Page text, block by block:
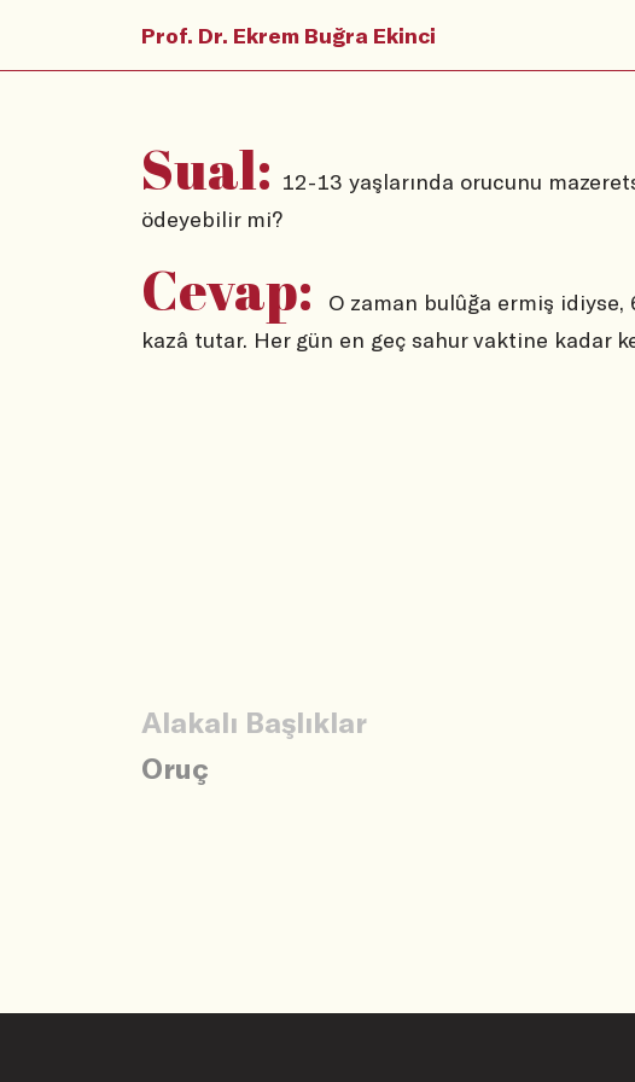
Prof. Dr. Ekrem Buğra Ekinci
Sual: 12-13 yaşlarında orucunu
ödeyebilir mi?
Cevap:
O zaman bulûğa ermiş
kazâ tutar. Her gün en geç sahur vaktine kadar
Alakalı Başlıklar
Oruç